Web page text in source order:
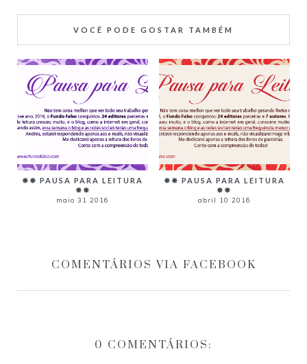
VOCÊ PODE GOSTAR TAMBÉM
✸✸ PAUSA PARA LEITURA
✸✸
maio 31 2016
✸✸ PAUSA PARA LEITURA
✸✸
abril 10 2016
COMENTÁRIOS VIA FACEBOOK
0 COMENTÁRIOS: